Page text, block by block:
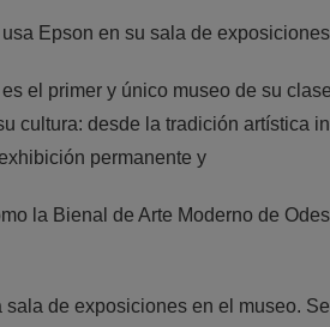
Epson en su sala de exposiciones
el primer y único museo de su
cultura: desde la tradición artística
permanente y
la Bienal de Arte Moderno de
de exposiciones en el museo.